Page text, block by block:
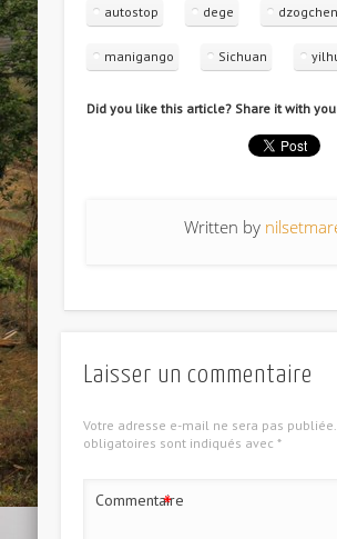
autostop dege dzogchen
manigango Sichuan
Did you like this article? Share it with
Written by
Laisser un commentaire
Votre adresse e-mail ne sera pas publiée.
obligatoires sont indiqués avec *
Commentaire
*